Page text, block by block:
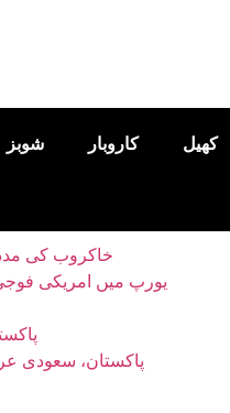
شوبز کاروبار کھیل
خاکروب کی مدد سے خاتون
یورپ میں امریکی
پاکستان، سعودی